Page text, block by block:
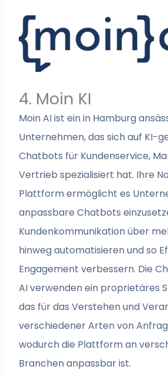
4. Moin KI
Moin AI ist ein in Hamburg
Unternehmen, das sich auf KI-
Chatbots für Kundenservice,
Vertrieb spezialisiert hat. Ihre
Plattform ermöglicht es
anpassbare Chatbots
Kundenkommunikation über
hinweg automatisieren und so
Engagement verbessern. Die
AI verwenden ein proprietäres
das für das Verstehen und
verschiedener Arten von
wodurch die Plattform an
Branchen anpassbar ist.